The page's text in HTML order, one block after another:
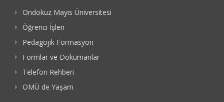
Ondokuz Mayıs Üniversitesi
Öğrenci İşleri
Pedagojik Formasyon
Formlar ve Dökümanlar
Telefon Rehberi
OMÜ de Yaşam